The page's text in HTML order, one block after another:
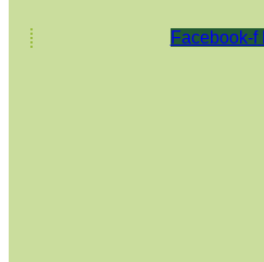
Facebook-f